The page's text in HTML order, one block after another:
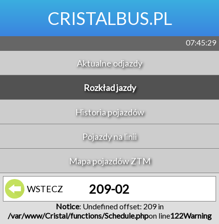
CRISTALBUS.PL
07:45:29
Aktualne odjazdy
Rozkład jazdy
Historia pojazdów
Pojazdy na linii
Mapa pojazdów ZTM
WSTECZ 209-02
Notice: Undefined offset: 209 in
/var/www/Cristal/functions/Schedule.phpon line122Warning